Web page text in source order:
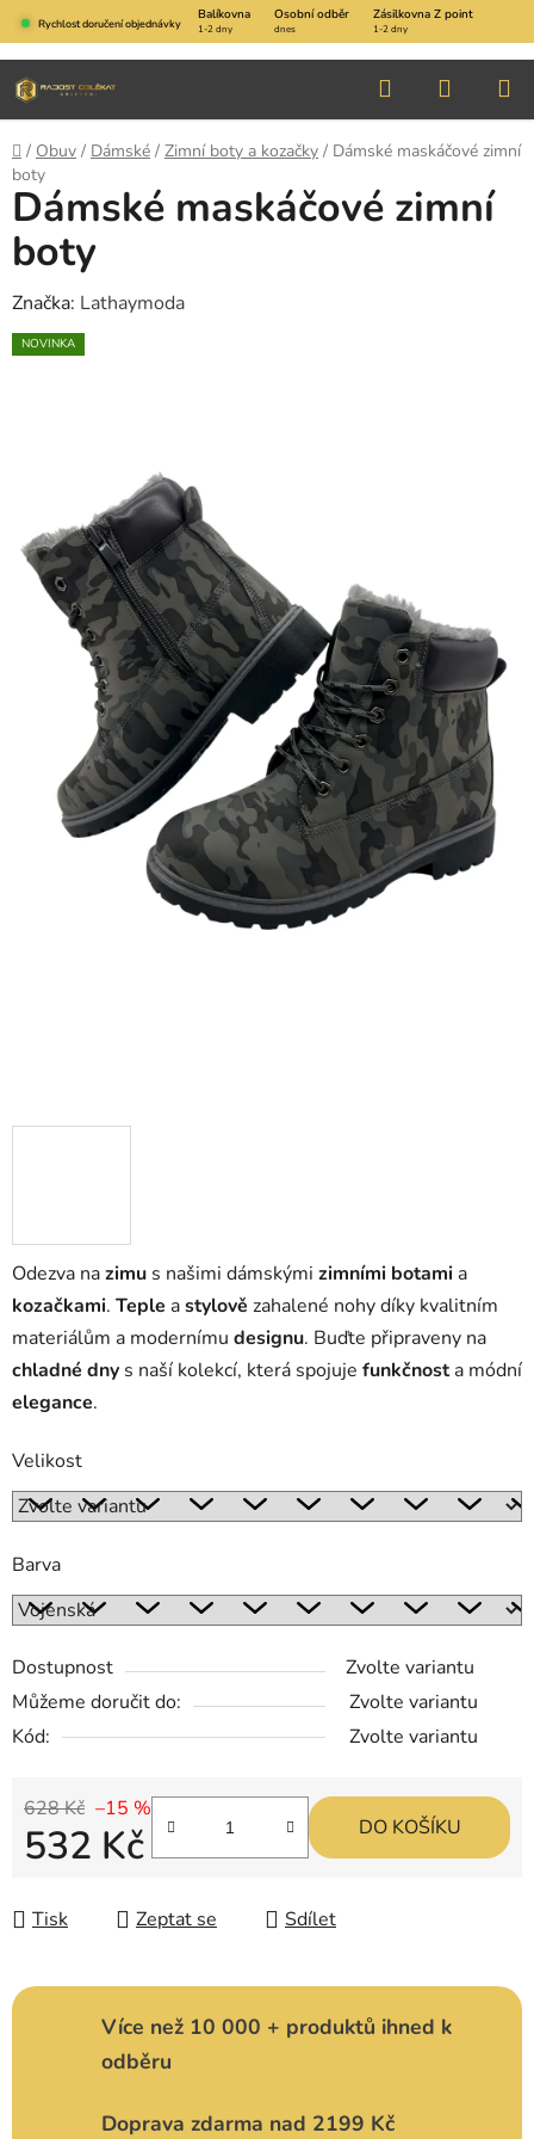
Přejít
na
obsah
Rychlost doručení objednávky
Balíkovna Osobní odběr Zásilkovna Z point
1-2 dny dnes 1-2 dny
Hledat
KOŠÍK
Domů
/ Obuv / Dámské / Zimní boty a kozačky / Dámské maskáčové zimní
boty
Odezva nazimu s našimi dámskými zimními botami a
kozačkami. Teple astylově zahalené nohy díky kvalitním
materiálům a modernímu designu. Buďte připraveny na
chladné dny s naší kolekcí, která spojuje funkčnosta módní
elegance.
Velikost
Barva
Dostupnost
Zvolte variantu
Můžeme doručit do:
Zvolte variantu
Kód:
Zvolte variantu
628 Kč –15 %
532 Kč DO KOŠÍKU
Tisk Zeptat se Sdílet
Dámské maskáčové zimní
boty
Značka: Lathaymoda
NOVINKA
Více než 10 000 + produktů ihned k
odběru
Doprava zdarma nad 2199 Kč